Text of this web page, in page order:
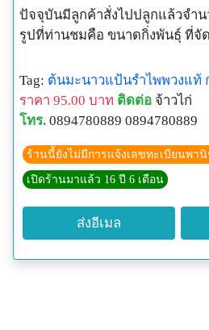
ปัจจุบันมีลูกค้าสั่งไปปลูกแล้วจำน
รูปที่ท่านชมคือ ขนาดกิ่งพันธุ์ ที่จั
Tag: ต้นมะนาวแป้นรำไพพวงแท้
ราคา 95.00 บาท ติดต่อ จ้าวไก่
โทร. 0894780889 0894780889
ร้านนี้ยังไม่มีการแจ้งเลขทะเบียนพา
เปิดร้านมาแล้ว 16 ปี 6 เดือน
ส่งอีเมล